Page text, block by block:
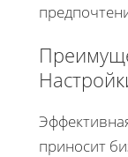
приносит